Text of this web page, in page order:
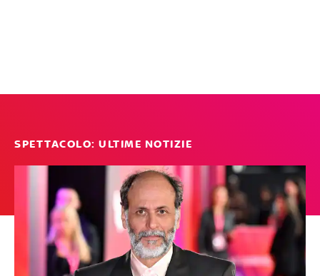
SPETTACOLO: ULTIME NOTIZIE